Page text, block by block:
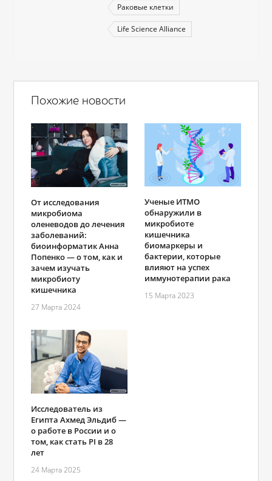
Раковые клетки
Life Science Alliance
Похожие новости
От исследования
микробиома
оленеводов до лечения
заболеваний:
биоинформатик Анна
Попенко ― о том, как и
зачем изучать
микробиоту
кишечника
27 Марта 2024
Ученые ИТМО
обнаружили в
микробиоте
кишечника
биомаркеры и
бактерии, которые
влияют на успех
иммунотерапии рака
15 Марта 2023
Исследователь из
Египта Ахмед Эльдиб —
о работе в России и о
том, как стать PI в 28
лет
24 Марта 2025